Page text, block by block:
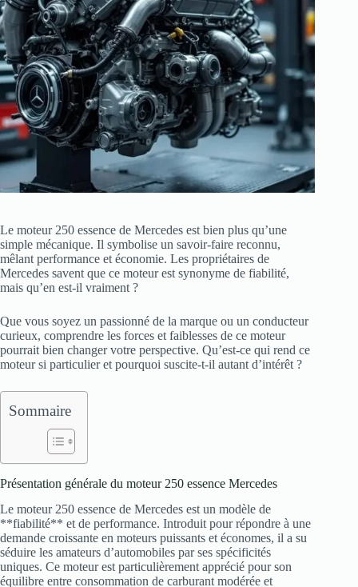
Le moteur 250 essence de Mercedes est bien plus qu’une
simple mécanique. Il symbolise un savoir-faire reconnu,
mêlant performance et économie. Les propriétaires de
Mercedes savent que ce moteur est synonyme de fiabilité,
mais qu’en est-il vraiment ?
Que vous soyez un passionné de la marque ou un conducteur
curieux, comprendre les forces et faiblesses de ce moteur
pourrait bien changer votre perspective. Qu’est-ce qui rend ce
moteur si particulier et pourquoi suscite-t-il autant d’intérêt ?
Sommaire
Présentation générale du moteur 250 essence Mercedes
Le moteur 250 essence de Mercedes est un modèle de
**fiabilité** et de performance. Introduit pour répondre à une
demande croissante en moteurs puissants et économes, il a su
séduire les amateurs d’automobiles par ses spécificités
uniques. Ce moteur est particulièrement apprécié pour son
équilibre entre consommation de carburant modérée et